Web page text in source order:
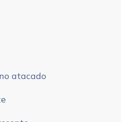
atacado